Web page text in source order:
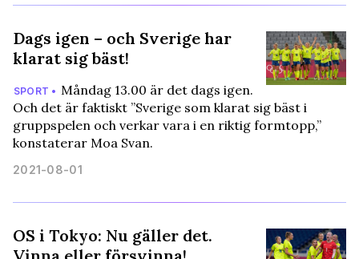
Dags igen – och Sverige har
klarat sig bäst!
SPORT • Måndag 13.00 är det dags igen.
Och det är faktiskt ”Sverige som klarat sig bäst i
gruppspelen och verkar vara i en riktig formtopp,”
konstaterar Moa Svan.
2021-08-01
OS i Tokyo: Nu gäller det.